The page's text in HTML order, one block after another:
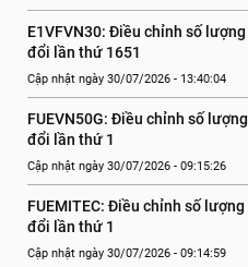
E1VFVN30: Điều chỉnh số
đổi lần thứ 1651
Cập nhật ngày 30/07/2026 - 13:40:04
FUEVN50G: Điều chỉnh số
đổi lần thứ 1
Cập nhật ngày 30/07/2026 - 09:15:26
FUEMITEC: Điều chỉnh số
đổi lần thứ 1
Cập nhật ngày 30/07/2026 - 09:14:59